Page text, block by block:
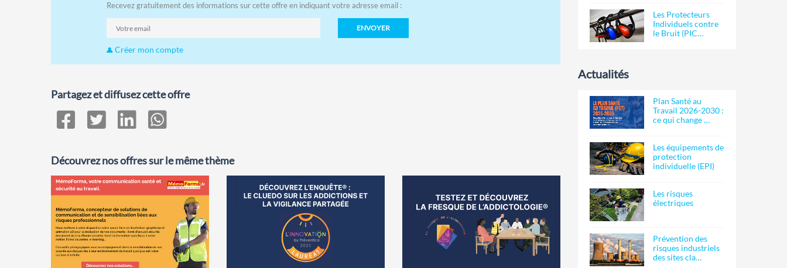
Recevez gratuitement des informations sur cette offre en indiquant votre adresse email :
ENVOYER
Créer mon compte
Partagez et diffusez cette offre
Découvrez nos offres sur le même thème
Les Protecteurs
Individuels contre
le Bruit (PIC…
Actualités
Plan Santé au
Travail 2026-2030 :
ce qui change …
Les équipements de
protection
individuelle (EPI)
Les risques
électriques
Prévention des
risques industriels
des sites cla…